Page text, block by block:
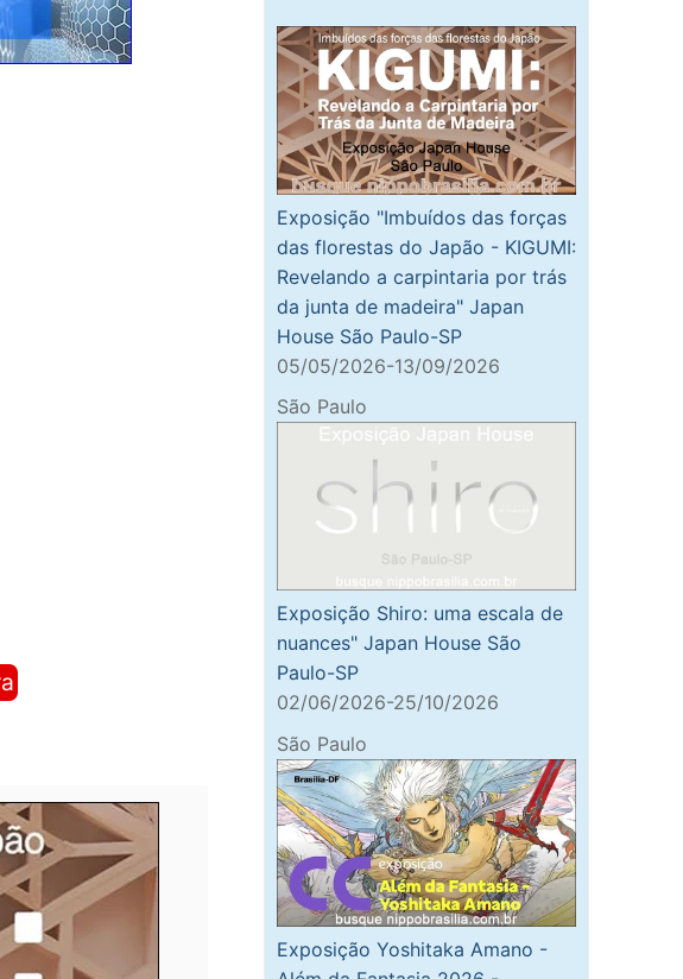
Exposição "Imbuídos das forças
das florestas do Japão - KIGUMI:
Revelando a carpintaria por trás
da junta de madeira" Japan
House São Paulo-SP
05/05/2026-13/09/2026
São Paulo
Exposição Shiro: uma escala de
nuances" Japan House São
Paulo-SP
02/06/2026-25/10/2026
São Paulo
Exposição Yoshitaka Amano -